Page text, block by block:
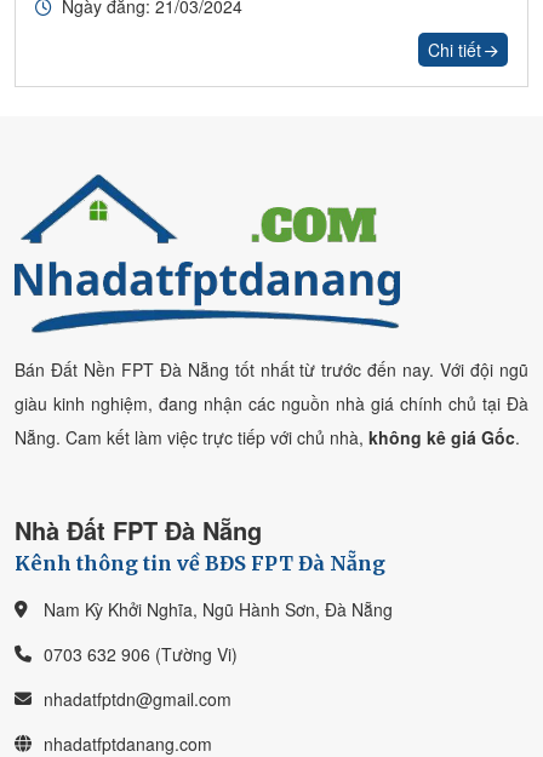
Ngày đăng: 21/03/2024
Chi tiết
Bán Đất Nền FPT Đà Nẵng tốt nhất từ trước đến nay. Với đội ngũ
giàu kinh nghiệm, đang nhận các nguồn nhà giá chính chủ tại Đà
Nẵng. Cam kết làm việc trực tiếp với chủ nhà, không kê giá Gốc.
Nhà Đất FPT Đà Nẵng
Kênh thông tin về BĐS FPT Đà Nẵng
Nam Kỳ Khởi Nghĩa, Ngũ Hành Sơn, Đà Nẵng
0703 632 906 (Tường Vi)
nhadatfptdn@gmail.com
nhadatfptdanang.com